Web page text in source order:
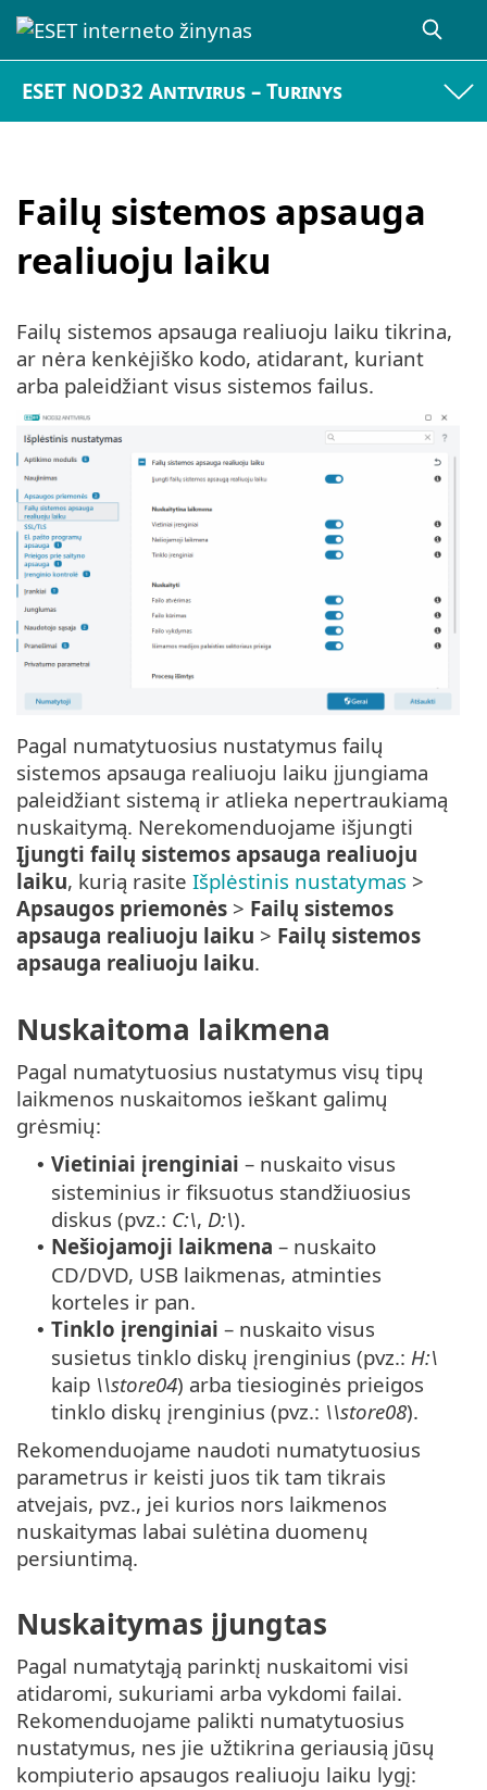
ESET NOD32 Antivirus – Turinys
Failų sistemos apsauga
realiuoju laiku
Failų sistemos apsauga realiuoju laiku tikrina,
ar nėra kenkėjiško kodo, atidarant, kuriant
arba paleidžiant visus sistemos failus.
Pagal numatytuosius nustatymus failų
sistemos apsauga realiuoju laiku įjungiama
paleidžiant sistemą ir atlieka nepertraukiamą
nuskaitymą. Nerekomenduojame išjungti
Įjungti failų sistemos apsauga realiuoju
laiku, kurią rasite Išplėstinis nustatymas >
Apsaugos priemonės > Failų sistemos
apsauga realiuoju laiku > Failų sistemos
apsauga realiuoju laiku.
Nuskaitoma laikmena
Pagal numatytuosius nustatymus visų tipų
laikmenos nuskaitomos ieškant galimų
grėsmių:
• Vietiniai įrenginiai – nuskaito visus
sisteminius ir fiksuotus standžiuosius
diskus (pvz.: C:\, D:\).
• Nešiojamoji laikmena – nuskaito
CD/DVD, USB laikmenas, atminties
korteles ir pan.
• Tinklo įrenginiai – nuskaito visus
susietus tinklo diskų įrenginius (pvz.: H:\
kaip \\store04) arba tiesioginės prieigos
tinklo diskų įrenginius (pvz.: \\store08).
Rekomenduojame naudoti numatytuosius
parametrus ir keisti juos tik tam tikrais
atvejais, pvz., jei kurios nors laikmenos
nuskaitymas labai sulėtina duomenų
persiuntimą.
Nuskaitymas įjungtas
Pagal numatytąją parinktį nuskaitomi visi
atidaromi, sukuriami arba vykdomi failai.
Rekomenduojame palikti numatytuosius
nustatymus, nes jie užtikrina geriausią jūsų
kompiuterio apsaugos realiuoju laiku lygį: